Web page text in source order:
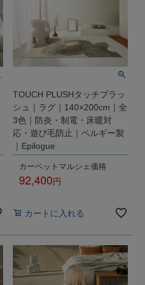
TOUCH PLUSHタッチプラッ
シュ｜ラグ｜140×200cm｜全
3色｜防炎・制電・床暖対
応・遊び毛防止｜ベルギー製
｜Epilogue
カーペットマルシェ価格
92,400
カートに入れる